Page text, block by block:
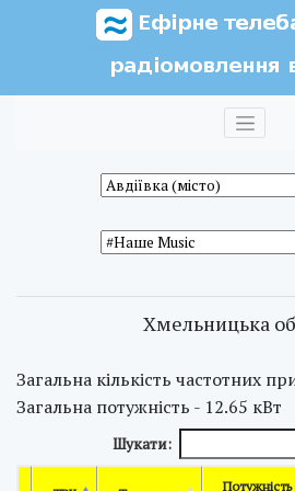
Хмельницька
Загальна кількість частотних
Загальна потужність - 12.65 кВт
Шукати:
Потужність